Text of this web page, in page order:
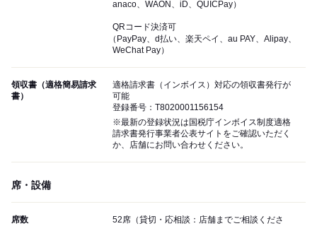
anaco、WAON、iD、QUICPay）
QRコード決済可
（PayPay、d払い、楽天ペイ、au PAY、Alipay、
WeChat Pay）
領収書（適格簡易請求
書）
適格請求書（インボイス）対応の領収書発行が
可能
登録番号：T8020001156154
※最新の登録状況は国税庁インボイス制度適格
請求書発行事業者公表サイトをご確認いただく
か、店舗にお問い合わせください。
席・設備
席数 52席（貸切・応相談：店舗までご相談くださ